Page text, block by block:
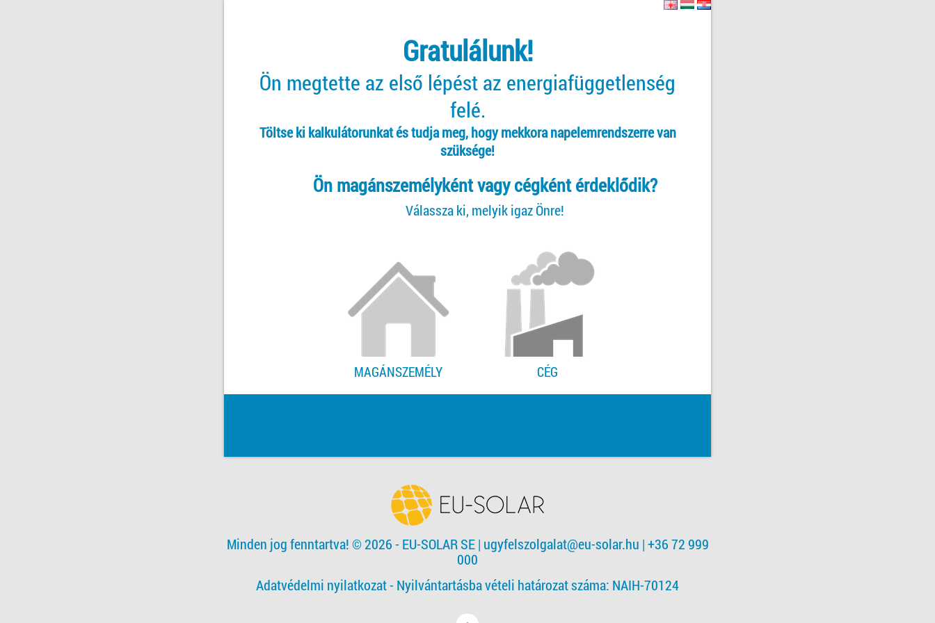
Gratulálunk!
Ön megtette az első lépést az energiafüggetlenség
felé.
Töltse ki kalkulátorunkat és tudja meg, hogy mekkora napelemrendszerre van
szüksége!
Ön magánszemélyként vagy cégként érdeklődik?
Válassza ki, melyik igaz Önre!
MAGÁNSZEMÉLY CÉG
Minden jog fenntartva! © 2026 - EU-SOLAR SE| ugyfelszolgalat@eu-solar.hu | +36 72 999
000
Adatvédelmi nyilatkozat - Nyilvántartásba vételi határozat száma: NAIH-70124